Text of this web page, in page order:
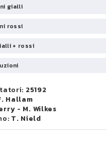
gialli
rossi
+ rossi
25192
Hallam
- M. Wilkes
T. Nield